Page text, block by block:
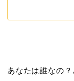
あなたは誰なの